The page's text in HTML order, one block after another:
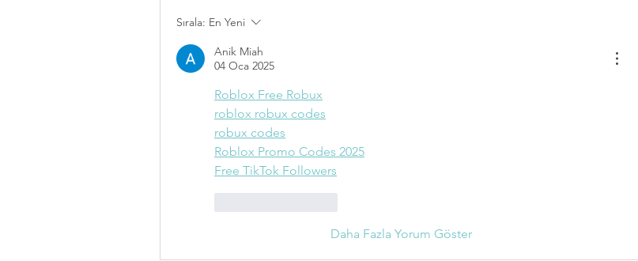
Sırala: En Yeni
Anik Miah
04 Oca 2025
Roblox Free Robux
roblox robux codes
robux codes
Roblox Promo Codes 2025
Free TikTok Followers
Daha Fazla Yorum Göster